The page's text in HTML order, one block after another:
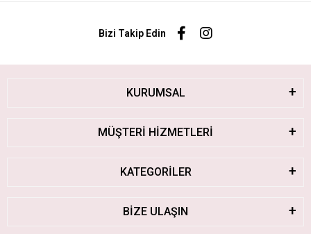
Bizi Takip Edin
KURUMSAL
MÜŞTERİ HİZMETLERİ
KATEGORİLER
BİZE ULAŞIN